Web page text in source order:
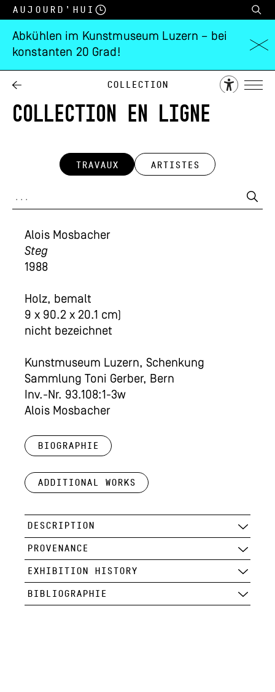
Aujourd’hui
Abkühlen im Kunstmuseum Luzern – bei
konstanten 20 Grad!
Collection
COLLECTION EN LIGNE
TRAVAUX ARTISTES
Alois Mosbacher
Steg
1988
Holz, bemalt
9 x 90.2 x 20.1 cm)
nicht bezeichnet
Kunstmuseum Luzern, Schenkung
Sammlung Toni Gerber, Bern
Inv.-Nr. 93.108:1-3w
Alois Mosbacher
Biographie
Additional works
DESCRIPTION
PROVENANCE
EXHIBITION HISTORY
BIBLIOGRAPHIE